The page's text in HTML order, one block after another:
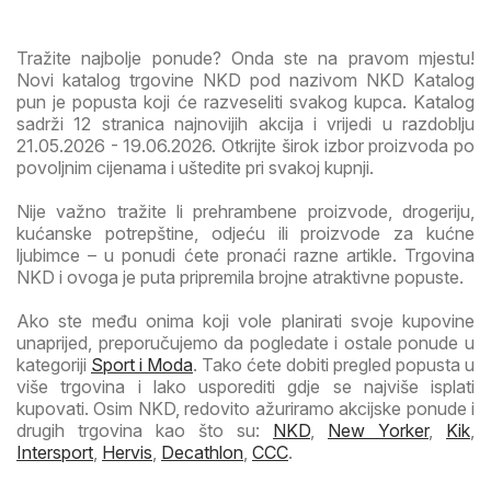
Tražite najbolje ponude? Onda ste na pravom mjestu!
Novi katalog trgovine NKD pod nazivom NKD Katalog
pun je popusta koji će razveseliti svakog kupca. Katalog
sadrži 12 stranica najnovijih akcija i vrijedi u razdoblju
21.05.2026 - 19.06.2026. Otkrijte širok izbor proizvoda po
povoljnim cijenama i uštedite pri svakoj kupnji.
Nije važno tražite li prehrambene proizvode, drogeriju,
kućanske potrepštine, odjeću ili proizvode za kućne
ljubimce – u ponudi ćete pronaći razne artikle. Trgovina
NKD i ovoga je puta pripremila brojne atraktivne popuste.
Ako ste među onima koji vole planirati svoje kupovine
unaprijed, preporučujemo da pogledate i ostale ponude u
kategoriji Sport i Moda. Tako ćete dobiti pregled popusta u
više trgovina i lako usporediti gdje se najviše isplati
kupovati. Osim NKD, redovito ažuriramo akcijske ponude i
drugih trgovina kao što su: NKD New Yorker, Kik
Intersport Hervis Decathlon CCC.